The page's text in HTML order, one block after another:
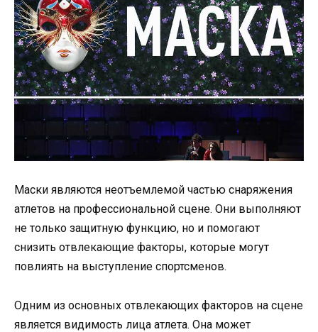
Маски являются неотъемлемой частью снаряжения
атлетов на профессиональной сцене. Они выполняют
не только защитную функцию, но и помогают
снизить отвлекающие факторы, которые могут
повлиять на выступление спортсменов.
Одним из основных отвлекающих факторов на сцене
является видимость лица атлета. Она может